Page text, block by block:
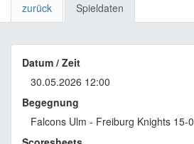
zurück Spieldaten
Datum / Zeit
30.05.2026 12:00
Begegnung
Falcons Ulm - Freiburg Knights 15-0